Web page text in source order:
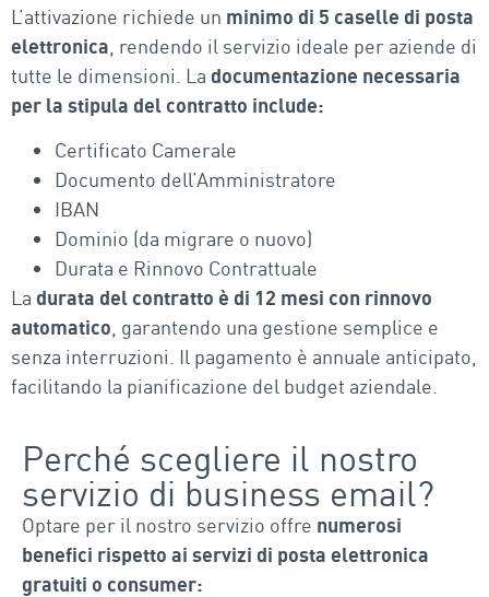
L’attivazione richiede un minimo di 5 caselle di posta
elettronica , rendendo il servizio ideale per aziende di
tutte le dimensioni. La documentazione necessaria
per la stipula del contratto include:
Certificato Camerale
Documento dell’Amministratore
IBAN
Dominio (da migrare o nuovo)
Durata e Rinnovo Contrattuale
La durata del contratto è di 12 mesi con rinnovo
automatico , garantendo una gestione semplice e
senza interruzioni. Il pagamento è annuale anticipato,
facilitando la pianificazione del budget aziendale.
Perché scegliere il nostro
servizio di business email?
Optare per il nostro servizio offre numerosi
benefici rispetto ai servizi di posta elettronica
gratuiti o consumer: